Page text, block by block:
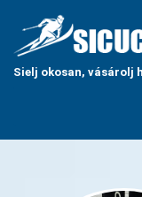
Sielj okosan, vásárolj